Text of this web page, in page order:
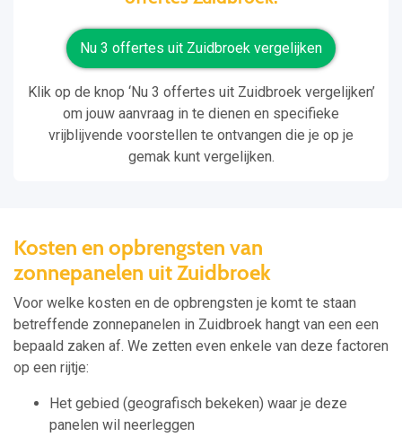
Nu 3 offertes uit Zuidbroek vergelijken
Klik op de knop ‘Nu 3 offertes uit Zuidbroek vergelijken’
om jouw aanvraag in te dienen en specifieke
vrijblijvende voorstellen te ontvangen die je op je
gemak kunt vergelijken.
Kosten en opbrengsten van
zonnepanelen uit Zuidbroek
Voor welke kosten en de opbrengsten je komt te staan
betreffende zonnepanelen in Zuidbroek hangt van een een
bepaald zaken af. We zetten even enkele van deze factoren
op een rijtje:
Het gebied (geografisch bekeken) waar je deze
panelen wil neerleggen